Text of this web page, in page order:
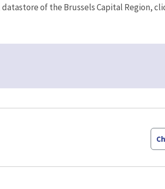
datastore of the Brussels Capital Region,